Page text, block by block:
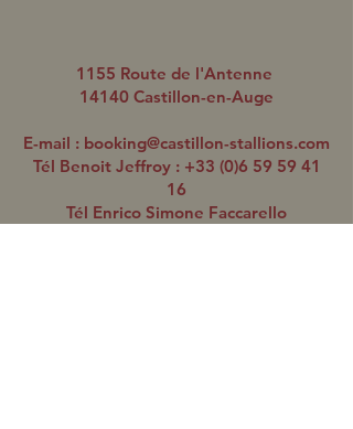
1155 Route de l'Antenne
14140 Castillon-en-Auge
E-mail : booking@castillon-stallions.com
Tél Benoit Jeffroy : +33 (0)6 59 59 41
16
Tél Enrico Simone Faccarello